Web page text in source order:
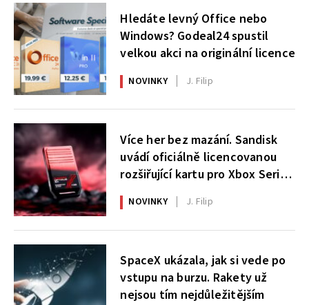
Hledáte levný Office nebo
Windows? Godeal24 spustil
velkou akci na originální licence
NOVINKY J. Filip
Více her bez mazání. Sandisk
uvádí oficiálně licencovanou
rozšiřující kartu pro Xbox Series
X|S
NOVINKY J. Filip
SpaceX ukázala, jak si vede po
vstupu na burzu. Rakety už
nejsou tím nejdůležitějším